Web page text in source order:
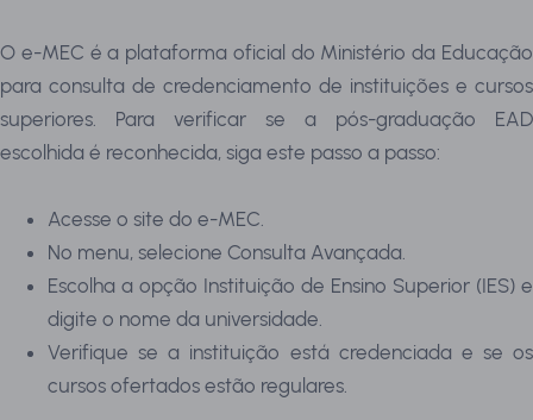
O e-MEC é a plataforma oficial do Ministério da Educação
para consulta de credenciamento de instituições e cursos
superiores. Para verificar se a pós-graduação EAD
escolhida é reconhecida, siga este passo a passo:
Acesse o site do e-MEC.
No menu, selecione Consulta Avançada.
Escolha a opção Instituição de Ensino Superior (IES) e
digite o nome da universidade.
Verifique se a instituição está credenciada e se os
cursos ofertados estão regulares.